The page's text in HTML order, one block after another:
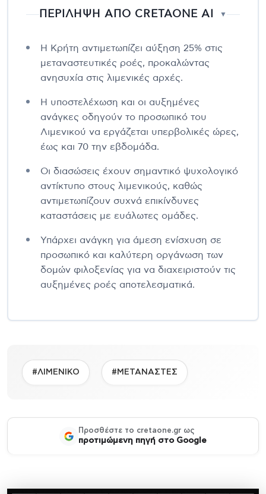
ΠΕΡΙΛΗΨΗ ΑΠΟ CRETAONE AI ▼
Η Κρήτη αντιμετωπίζει αύξηση 25% στις
μεταναστευτικές ροές, προκαλώντας
ανησυχία στις λιμενικές αρχές.
Η υποστελέχωση και οι αυξημένες
ανάγκες οδηγούν το προσωπικό του
Λιμενικού να εργάζεται υπερβολικές ώρες,
έως και 70 την εβδομάδα.
Οι διασώσεις έχουν σημαντικό ψυχολογικό
αντίκτυπο στους λιμενικούς, καθώς
αντιμετωπίζουν συχνά επικίνδυνες
καταστάσεις με ευάλωτες ομάδες.
Υπάρχει ανάγκη για άμεση ενίσχυση σε
προσωπικό και καλύτερη οργάνωση των
δομών φιλοξενίας για να διαχειριστούν τις
αυξημένες ροές αποτελεσματικά.
#ΛΙΜΕΝΙΚΟ #ΜΕΤΑΝΑΣΤΕΣ
Προσθέστε το cretaone.gr ως
προτιμώμενη πηγή στο Google